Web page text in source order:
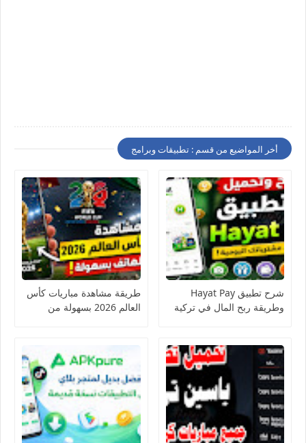
أخر المواضيع من قسم : تطبيقات وبرامج
شرح تطبيق Hayat Pay
وطريقة ربح المال في تركية
طريقة مشاهدة مباريات كأس
العالم 2026 بسهولة من